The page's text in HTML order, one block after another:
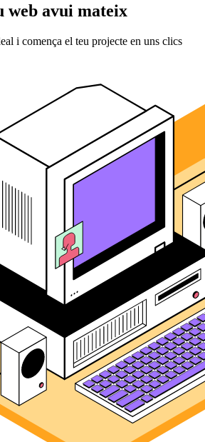
web avui mateix
i comença el teu projecte en uns clics